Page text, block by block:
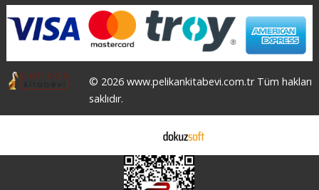
© 2026 www.pelikankitabevi.com.tr Tüm hakları
saklıdır.